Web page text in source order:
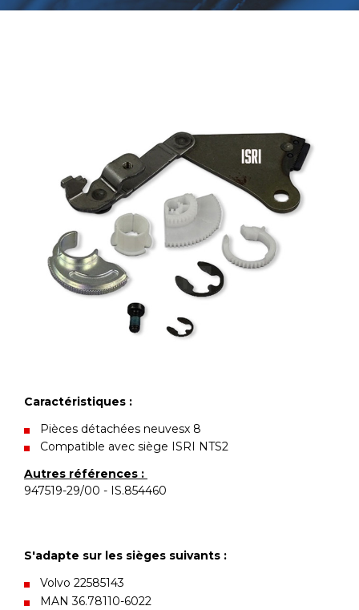
Caractéristiques :
Pièces détachées neuvesx 8
Compatible avec siège ISRI NTS2
Autres références :
947519-29/00 - IS.854460
S'adapte sur les sièges suivants :
Volvo 22585143
MAN 36.78110-6022